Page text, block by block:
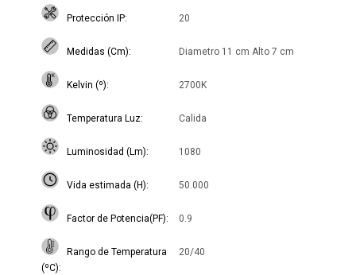
Protección IP 20
Medidas (Cm) Diametro 11 cm Alto 7 cm
Kelvin (º) 2700K
Temperatura Luz Calida
Luminosidad (Lm) 1080
Vida estimada (H) 50.000
Factor de Potencia(PF) 0.9
Rango de Temperatura
(ºC)
20/40